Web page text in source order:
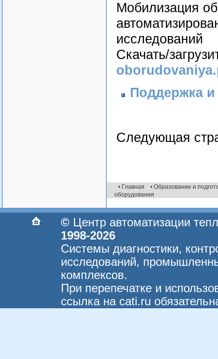
Мобилизация
исследований
Скачать/
Поддержка и
Следующая
• Главная
• Образование и
оборудования
© Центр автоматизации
1998-2026
Системы диагностики,
исследований,
комплексов.
При перепечатке и
ссылка на cati.ru